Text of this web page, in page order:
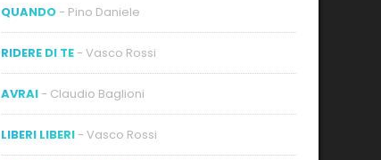
QUANDO - Pino Daniele
RIDERE DI TE - Vasco Rossi
AVRAI - Claudio Baglioni
LIBERI LIBERI - Vasco Rossi